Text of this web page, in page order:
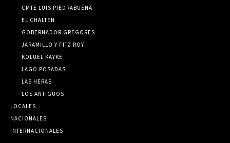
CMTE LUIS PIEDRABUENA
EL CHALTEN
GOBERNADOR GREGORES
JARAMILLO Y FITZ ROY
KOLUEL KAYKE
LAGO POSADAS
LAS HERAS
LOS ANTIGUOS
LOCALES
NACIONALES
INTERNACIONALES